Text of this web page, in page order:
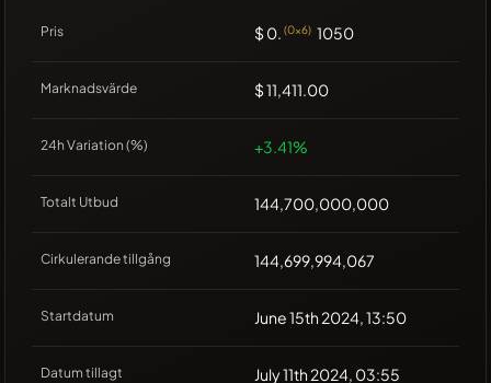
Pris $ 0. (0x6) 1050
Marknadsvärde $ 11,411.00
24h Variation (%) +3.41%
Totalt Utbud 144,700,000,000
Cirkulerande tillgång 144,699,994,067
Startdatum June 15th 2024, 13:50
Datum tillagt July 11th 2024, 03:55